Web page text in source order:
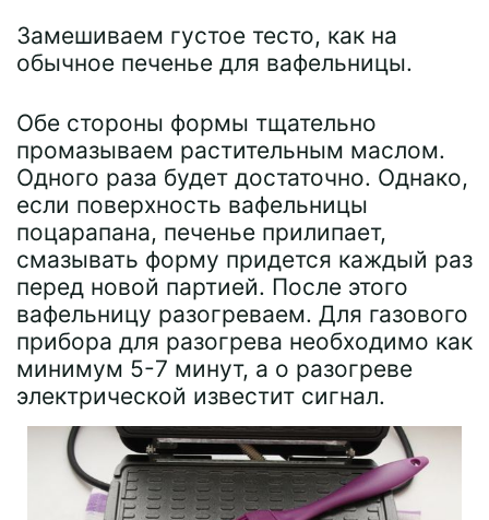
Замешиваем густое тесто, как на
обычное печенье для вафельницы.
Обе стороны формы тщательно
промазываем растительным маслом.
Одного раза будет достаточно. Однако,
если поверхность вафельницы
поцарапана, печенье прилипает,
смазывать форму придется каждый раз
перед новой партией. После этого
вафельницу разогреваем. Для газового
прибора для разогрева необходимо как
минимум 5-7 минут, а о разогреве
электрической известит сигнал.